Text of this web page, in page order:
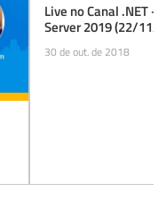
Live no Canal .NET -
Server 2019 (22/11/
30 de out. de 2018